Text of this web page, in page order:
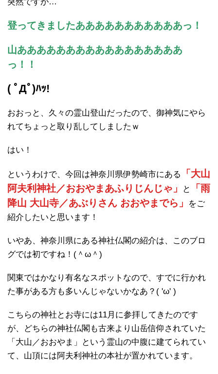
突然ですが…
登ってきましたあああああああああああっ！
山あああああああああああああああああ
っ！！
( ﾟДﾟ)ﾊｯ!
おおっと、久々の霊山登山だったので、御神気にやら
れてちょっと取り乱してしましたｗ
はい！
というわけで、今回は神奈川県伊勢崎市にある
「大山
阿夫利神社／おおやまあふりじんじゃ」
と
「雨
降山 大山寺／あぶりさん おおやまでら」
をご
紹介したいと思います！
いやあ、神奈川県にある神社仏閣の紹介は、このブロ
グでは初ですね！(＾ω＾)
関東ではかなり有名なスポットなので、すでに行かれ
た事がある方も多いんじゃないかなあ？( 'ω' )
こちらの神社とお寺には11月に参拝してきたのです
が、どちらの神社仏閣も古来より山岳信仰されていた
「大山／おおやま」という霊山の中腹に建てられてい
て、山頂には阿夫利神社の本社が置かれています。